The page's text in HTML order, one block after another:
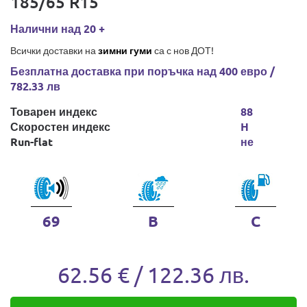
Налични над 20 +
Всички доставки на зимни гуми са с нов ДОТ!
Безплатна доставка при поръчка над 400 евро /
782.33 лв
Товарен индекс
Скоростен индекс
Run-flat
88
H
не
69 B C
62.56 € / 122.36 лв.